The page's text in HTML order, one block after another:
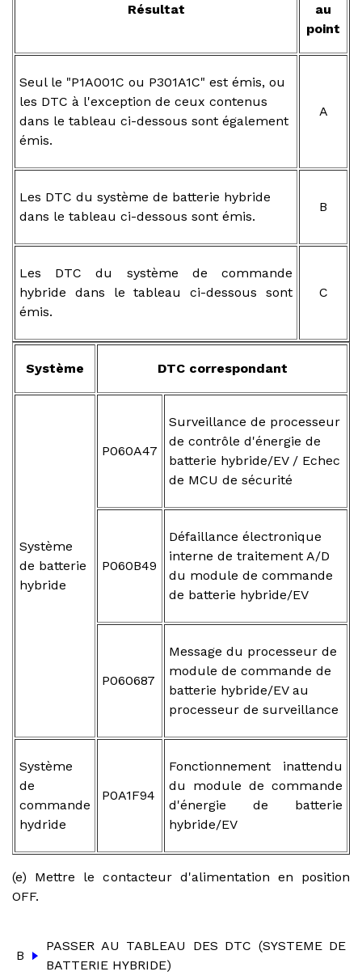
Résultat
au
point
Seul le "P1A001C ou P301A1C" est émis, ou
les DTC à l'exception de ceux contenus
dans le tableau ci-dessous sont également
émis.
A
Les DTC du système de batterie hybride
dans le tableau ci-dessous sont émis.
B
Les DTC du système de commande
hybride dans le tableau ci-dessous sont
émis.
C
Système DTC correspondant
Système
de batterie
hybride
P060A47
Surveillance de processeur
de contrôle d'énergie de
batterie hybride/EV / Echec
de MCU de sécurité
P060B49
Défaillance électronique
interne de traitement A/D
du module de commande
de batterie hybride/EV
P060687
Message du processeur de
module de commande de
batterie hybride/EV au
processeur de surveillance
Système
de
commande
hydride
P0A1F94
Fonctionnement inattendu
du module de commande
d'énergie de batterie
hybride/EV
(e) Mettre le contacteur d'alimentation en position
OFF.
B
PASSER AU TABLEAU DES DTC (SYSTEME DE
BATTERIE HYBRIDE)